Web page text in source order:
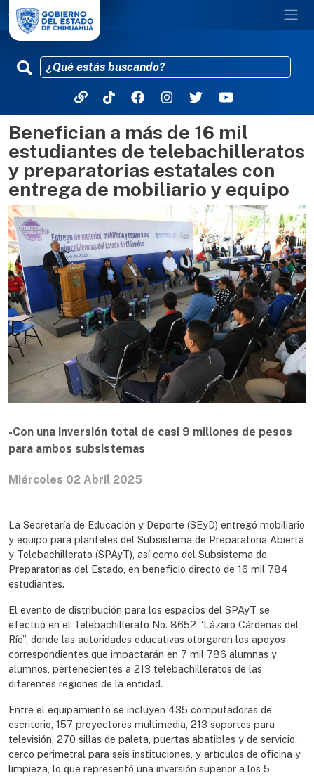
Pasar al contenido principal
Benefician a más de 16 mil
estudiantes de telebachilleratos
y preparatorias estatales con
entrega de mobiliario y equipo
-Con una inversión total de casi 9 millones de pesos
para ambos subsistemas
Miércoles 02 Abril 2025
La Secretaría de Educación y Deporte (SEyD) entregó mobiliario
y equipo para planteles del Subsistema de Preparatoria Abierta
y Telebachillerato (SPAyT), así como del Subsistema de
Preparatorias del Estado, en beneficio directo de 16 mil 784
estudiantes.
El evento de distribución para los espacios del SPAyT se
efectuó en el Telebachillerato No. 8652 “Lázaro Cárdenas del
Río”, donde las autoridades educativas otorgaron los apoyos
correspondientes que impactarán en 7 mil 786 alumnas y
alumnos, pertenecientes a 213 telebachilleratos de las
diferentes regiones de la entidad.
Entre el equipamiento se incluyen 435 computadoras de
escritorio, 157 proyectores multimedia, 213 soportes para
televisión, 270 sillas de paleta, puertas abatibles y de servicio,
cerco perimetral para seis instituciones, y artículos de oficina y
limpieza, lo que representó una inversión superior a los 5